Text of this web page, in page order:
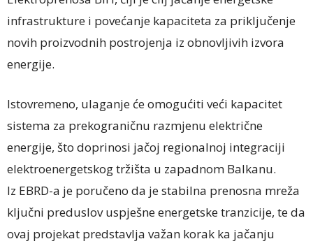
infrastrukture i povećanje kapaciteta za priključenje
novih proizvodnih postrojenja iz obnovljivih izvora
energije.
Istovremeno, ulaganje će omogućiti veći kapacitet
sistema za prekograničnu razmjenu električne
energije, što doprinosi jačoj regionalnoj integraciji
elektroenergetskog tržišta u zapadnom Balkanu.
Iz EBRD-a je poručeno da je stabilna prenosna mreža
ključni preduslov uspješne energetske tranzicije, te da
ovaj projekat predstavlja važan korak ka jačanju